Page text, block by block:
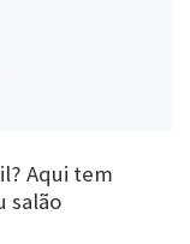
Aqui tem
salão